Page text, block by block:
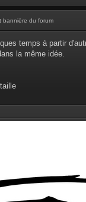
bannière du forum
temps à partir
la même idée.